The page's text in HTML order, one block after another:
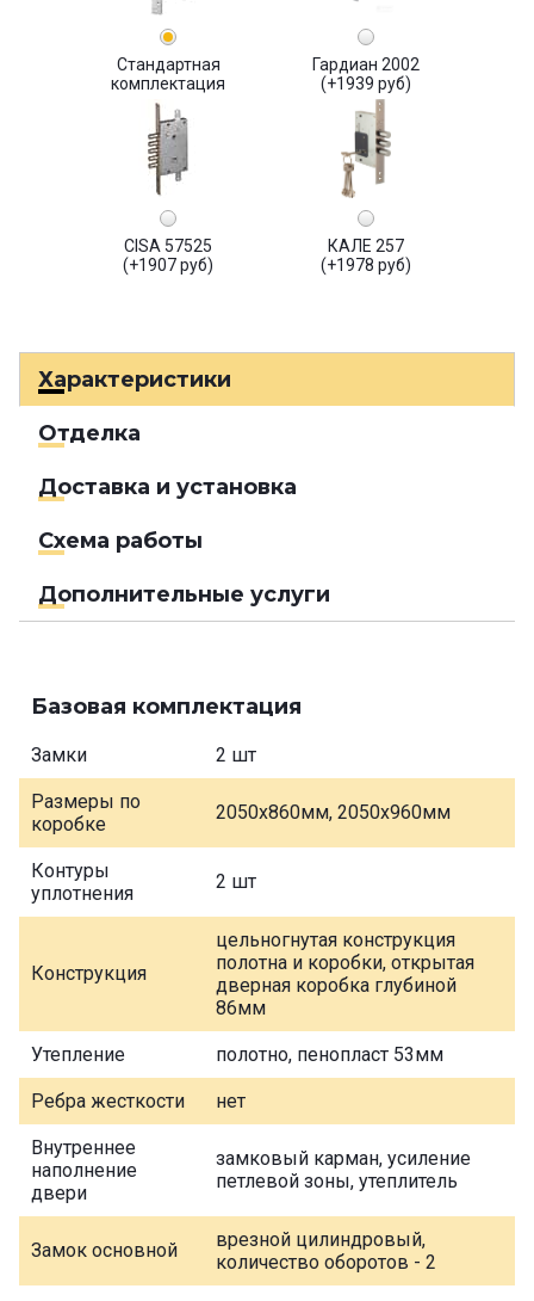
Стандартная
комплектация
Гардиан 2002
(+1939 руб)
CISA 57525
(+1907 руб)
КАЛЕ 257
(+1978 руб)
Характеристики
Отделка
Доставка и установка
Схема работы
Дополнительные услуги
Базовая комплектация
Замки 2 шт
Размеры по
коробке
2050х860мм, 2050х960мм
Контуры
уплотнения
2 шт
Конструкция
цельногнутая конструкция
полотна и коробки, открытая
дверная коробка глубиной
86мм
Утепление полотно, пенопласт 53мм
Ребра жесткости нет
Внутреннее
наполнение
двери
замковый карман, усиление
петлевой зоны, утеплитель
Замок основной
врезной цилиндровый,
количество оборотов - 2